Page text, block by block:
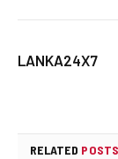
LANKA24X7
RELATED POSTS